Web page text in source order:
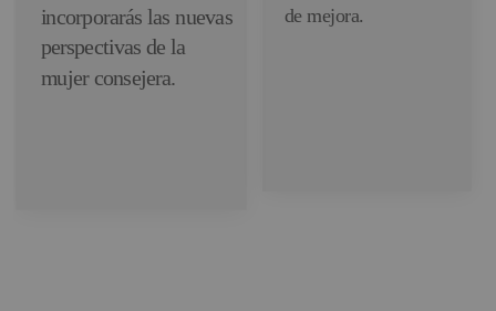
incorporarás las nuevas
perspectivas de la
mujer consejera.
de mejora.